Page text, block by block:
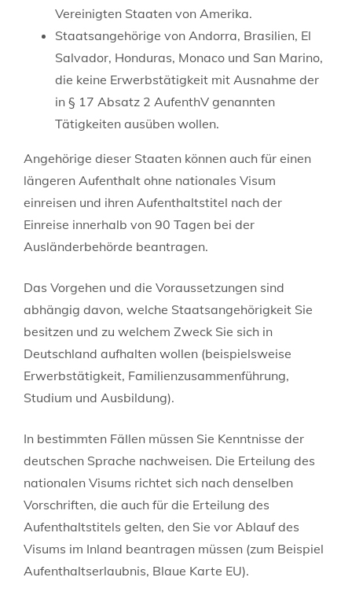
Vereinigten Staaten von Amerika.
Staatsangehörige von Andorra, Brasilien, El
Salvador, Honduras, Monaco und San Marino,
die keine Erwerbstätigkeit mit Ausnahme der
in § 17 Absatz 2 AufenthV genannten
Tätigkeiten ausüben wollen.
Angehörige dieser Staaten können auch für einen
längeren Aufenthalt ohne nationales Visum
einreisen und ihren Aufenthaltstitel nach der
Einreise innerhalb von 90 Tagen bei der
Ausländerbehörde beantragen.
Das Vorgehen und die Voraussetzungen sind
abhängig davon, welche Staatsangehörigkeit Sie
besitzen und zu welchem Zweck Sie sich in
Deutschland aufhalten wollen (beispielsweise
Erwerbstätigkeit, Familienzusammenführung,
Studium und Ausbildung).
In bestimmten Fällen müssen Sie Kenntnisse der
deutschen Sprache nachweisen. Die Erteilung des
nationalen Visums richtet sich nach denselben
Vorschriften, die auch für die Erteilung des
Aufenthaltstitels gelten, den Sie vor Ablauf des
Visums im Inland beantragen müssen (zum Beispiel
Aufenthaltserlaubnis, Blaue Karte EU).